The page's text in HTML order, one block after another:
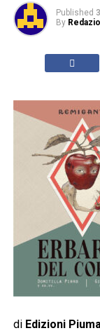
Published
By
di Edizioni